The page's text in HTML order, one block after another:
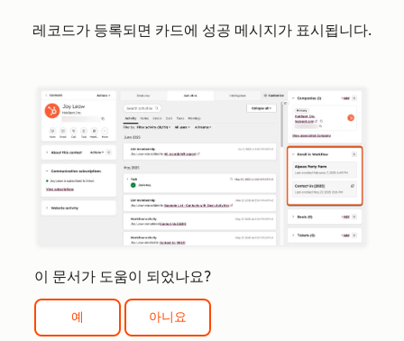
레코드가 등록되면 카드에 성공 메시지가 표시됩니다.
이 문서가 도움이 되었나요?
예 아니요